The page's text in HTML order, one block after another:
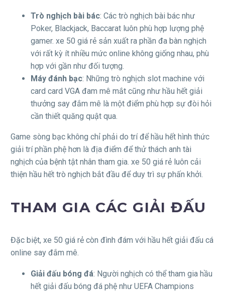
Trò nghịch bài bác: Các trò nghịch bài bác như
Poker, Blackjack, Baccarat luôn phù hợp lượng phệ
gamer. xe 50 giá rẻ sản xuất ra phần đa bàn nghịch
với rất kỳ ít nhiều mức online không giống nhau, phù
hợp với gần như đối tượng.
Máy đánh bạc: Những trò nghịch slot machine với
card card VGA đam mê mắt cũng như hầu hết giải
thưởng say đắm mê là một điểm phù hợp sự đòi hỏi
cần thiết quăng quật qua.
Game sòng bạc không chỉ phải do trí để hầu hết hình thức
giải trí phần phệ hơn là địa điểm để thử thách anh tài
nghịch của bệnh tật nhân tham gia. xe 50 giá rẻ luôn cải
thiện hầu hết trò nghịch bắt đầu để duy trì sự phấn khởi.
THAM GIA CÁC GIẢI ĐẤU
Đặc biệt, xe 50 giá rẻ còn đình đám với hầu hết giải đấu cá
online say đắm mê.
Giải đấu bóng đá: Người nghịch có thể tham gia hầu
hết giải đấu bóng đá phệ như UEFA Champions